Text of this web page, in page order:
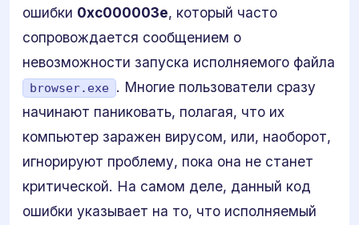
ошибки 0xc000003e, который часто
сопровождается сообщением о
невозможности запуска исполняемого файла
browser.exe . Многие пользователи сразу
начинают паниковать, полагая, что их
компьютер заражен вирусом, или, наоборот,
игнорируют проблему, пока она не станет
критической. На самом деле, данный код
ошибки указывает на то, что исполняемый